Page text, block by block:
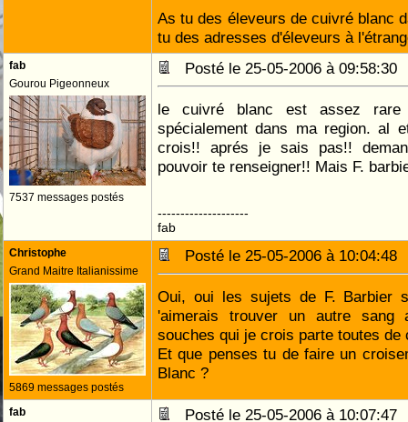
As tu des éleveurs de cuivré blanc
tu des adresses d'éleveurs à
fab
Gourou Pigeonneux
7537 messages postés
Posté le 25-05-2006 à
le cuivré blanc est assez
spécialement dans ma region. al
crois!! aprés je sais pas!!
pouvoir te renseigner!! Mais F.
--------------------
fab
Christophe
Grand Maitre Italianissime
5869 messages postés
Posté le 25-05-2006 à
Oui, oui les sujets de F. Barbier
'aimerais trouver un autre sang
souches qui je crois parte toutes de
Et que penses tu de faire un
Blanc ?
fab Posté le 25-05-2006 à